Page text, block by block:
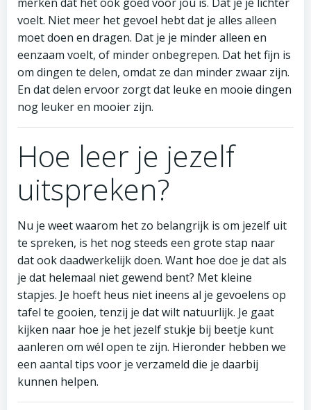
voelt. Niet meer het gevoel hebt dat je alles alleen
moet doen en dragen. Dat je je minder alleen en
eenzaam voelt, of minder onbegrepen. Dat het fijn is
om dingen te delen, omdat ze dan minder zwaar zijn.
En dat delen ervoor zorgt dat leuke en mooie dingen
nog leuker en mooier zijn.
Hoe leer je jezelf
uitspreken?
Nu je weet waarom het zo belangrijk is om jezelf uit
te spreken, is het nog steeds een grote stap naar
dat ook daadwerkelijk doen. Want hoe doe je dat als
je dat helemaal niet gewend bent? Met kleine
stapjes. Je hoeft heus niet ineens al je gevoelens op
tafel te gooien, tenzij je dat wilt natuurlijk. Je gaat
kijken naar hoe je het jezelf stukje bij beetje kunt
aanleren om wél open te zijn. Hieronder hebben we
een aantal tips voor je verzameld die je daarbij
kunnen helpen.